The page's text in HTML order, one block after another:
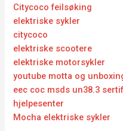
Citycoco feilsøking
elektriske sykler
citycoco
elektriske scootere
elektriske motorsykler
youtube motta og
eec coc msds un38.3
hjelpesenter
Mocha elektriske sykler